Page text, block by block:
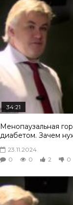
34:21
Менопаузальная
диабетом. Зачем
23.11.2024
0
0 2 0